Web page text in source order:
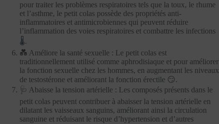
pour traiter les problèmes respiratoires tels que la toux, le rhume
et l’asthme, le petit colas possède des propriétés anti-
inflammatoires et antimicrobiennes qui peuvent réduire
l’inflammation des voies respiratoires et combattre les infections
🌡️.
💑 Améliore la santé sexuelle : Le petit colas est
traditionnellement utilisé comme aphrodisiaque et pour améliorer
la fonction sexuelle chez les hommes, en augmentant les niveaux
de testostérone et améliorant la fonction érectile 😏.
🩺 Abaisse la tension artérielle : Les composés présents dans le
petit colas peuvent contribuer à abaisser la tension artérielle en
dilatant les vaisseaux sanguins, améliorant ainsi la circulation
sanguine et réduisant le risque d’hypertension et d’autres